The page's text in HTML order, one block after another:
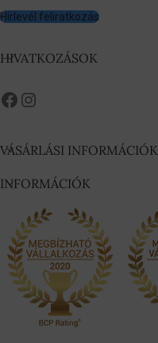
Hírlevél feliratkozás
HIVATKOZÁSOK
VÁSÁRLÁSI INFORMÁCIÓK
INFORMÁCIÓK